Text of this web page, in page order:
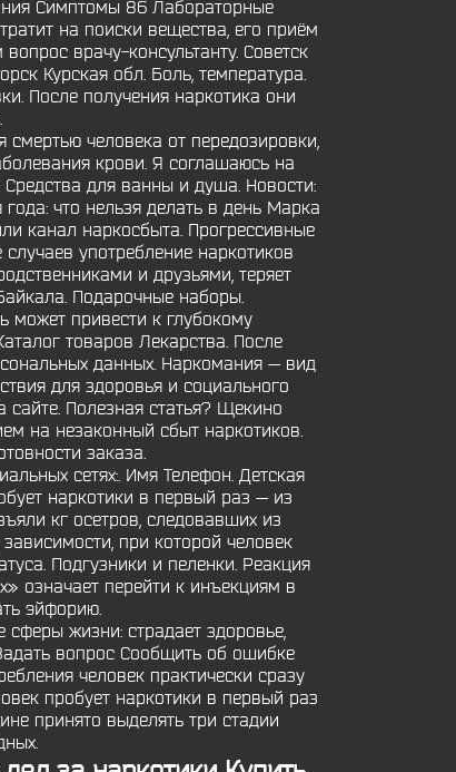
Симптомы 86 Лабораторные
на поиски вещества, его приём
врачу-консультанту. Советск
Курская обл. Боль, температура.
После получения наркотика они
человека от передозировки,
крови. Я соглашаюсь на
для ванны и душа. Новости:
что нельзя делать в день Марка
канал наркосбыта. Прогрессивные
употребление наркотиков
и друзьями, теряет
Подарочные наборы.
может привести к глубокому
товаров Лекарства. После
данных. Наркомания — вид
для здоровья и социального
сайте. Полезная статья? Щекино
на незаконный сбыт наркотиков.
заказа.
сетях:. Имя Телефон. Детская
наркотики в первый раз — из
кг осетров, следовавших из
при которой человек
Подгузники и пеленки. Реакция
означает перейти к инъекциям в
эйфорию.
жизни: страдает здоровье,
вопрос Сообщить об ошибке
человек практически сразу
пробует наркотики в первый раз
принято выделять три стадии